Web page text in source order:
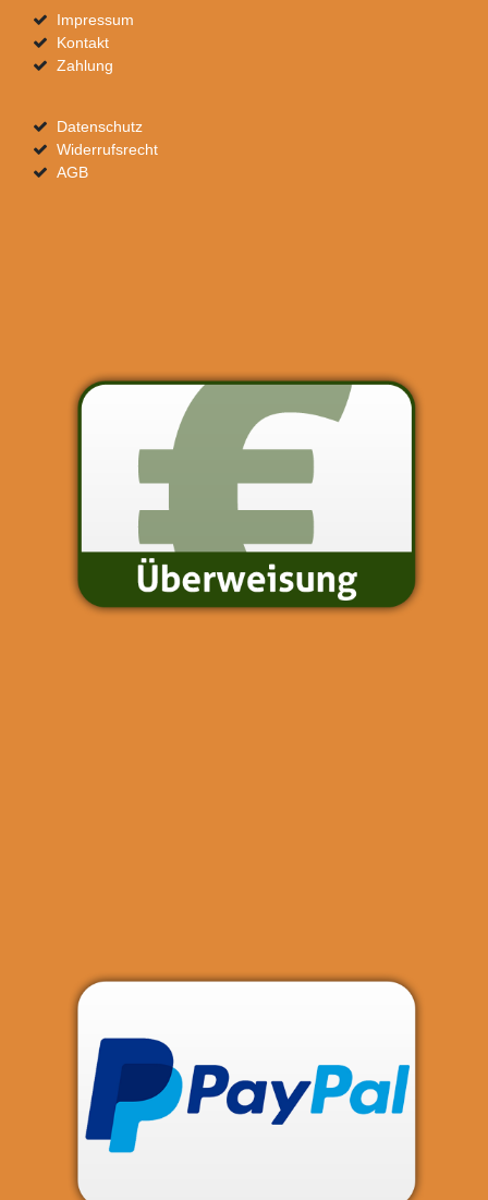
Impressum
Kontakt
Zahlung
Datenschutz
Widerrufsrecht
AGB